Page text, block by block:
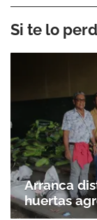
Si te lo
Arranca
huertas